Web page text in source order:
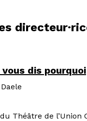
dis pourquoi
Théâtre de l’Union